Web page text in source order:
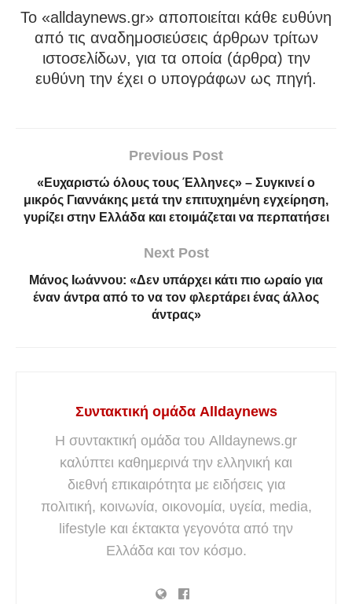
To «alldaynews.gr» αποποιείται κάθε ευθύνη
από τις αναδημοσιεύσεις άρθρων τρίτων
ιστοσελίδων, για τα οποία (άρθρα) την
ευθύνη την έχει ο υπογράφων ως πηγή.
Previous Post
«Ευχαριστώ όλους τους Έλληνες» – Συγκινεί ο
μικρός Γιαννάκης μετά την επιτυχημένη εγχείρηση,
γυρίζει στην Ελλάδα και ετοιμάζεται να περπατήσει
Next Post
Μάνος Ιωάννου: «Δεν υπάρχει κάτι πιο ωραίο για
έναν άντρα από το να τον φλερτάρει ένας άλλος
άντρας»
Συντακτική ομάδα Alldaynews
Η συντακτική ομάδα του Alldaynews.gr
καλύπτει καθημερινά την ελληνική και
διεθνή επικαιρότητα με ειδήσεις για
πολιτική, κοινωνία, οικονομία, υγεία, media,
lifestyle και έκτακτα γεγονότα από την
Ελλάδα και τον κόσμο.